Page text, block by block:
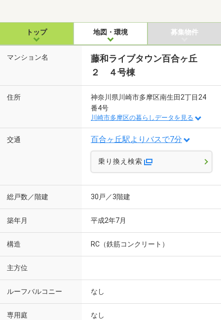
トップ 地図・環境 募集物件
マンション名
藤和ライブタウン百合ヶ丘
２ ４号棟
住所
神奈川県川崎市多摩区南生田2丁目24
番4号
川崎市多摩区の暮らしデータを見る
交通 百合ヶ丘駅よりバスで7分
乗り換え検索
総戸数／階建 30戸／3階建
築年月 平成2年7月
構造 RC（鉄筋コンクリート）
主方位
ルーフバルコニー なし
専用庭 なし